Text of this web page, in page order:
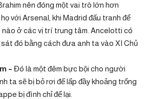
nên đóng một vai trò lớn hơn
với Arsenal, khi Madrid đấu tranh để
nào ở các vị trí trung tâm. Ancelotti có
đó bằng cách đưa anh ta vào XI Chủ
– Đó là một đêm bực bội cho người
ta sẽ bị bỏ rơi để lấp đầy khoảng trống
bị đình chỉ để lại.